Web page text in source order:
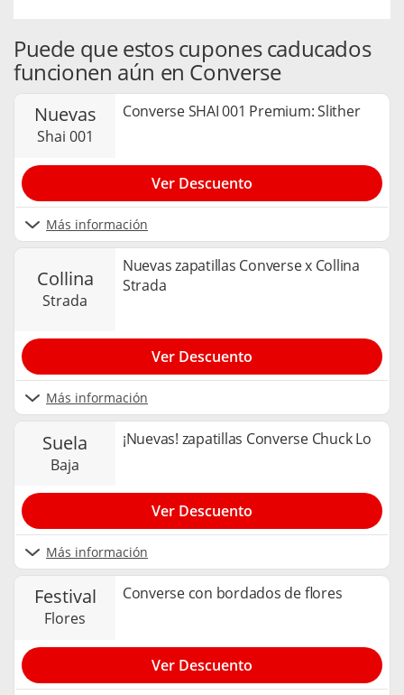
Puede que estos cupones caducados
funcionen aún en Converse
nuevas
shai 001
Converse SHAI 001 Premium: Slither
Más información
Ver Descuento
collina
strada
Nuevas zapatillas Converse x Collina
Strada
Más información
Ver Descuento
suela
baja
¡Nuevas! zapatillas Converse Chuck Lo
Más información
Ver Descuento
festival
flores
Converse con bordados de flores
Ver Descuento